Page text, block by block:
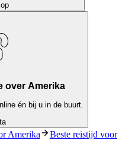
over Amerika
én bij u in de buurt.
Amerika
Beste reistijd voor